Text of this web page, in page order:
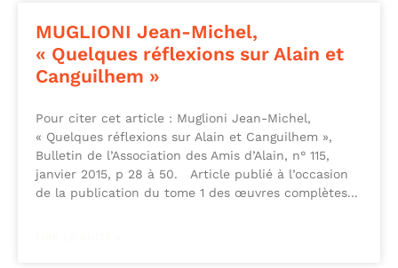
MUGLIONI Jean-Michel,
« Quelques réflexions sur Alain et
Canguilhem »
Pour citer cet article : Muglioni Jean-Michel,
« Quelques réflexions sur Alain et Canguilhem »,
Bulletin de l’Association des Amis d’Alain, n° 115,
janvier 2015, p 28 à 50. Article publié à l’occasion
de la publication du tome 1 des œuvres complètes